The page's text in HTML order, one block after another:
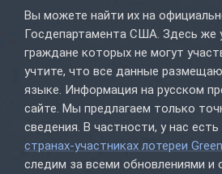
Вы можете найти их на
Госдепартамента США. Здесь же
граждане которых не могут
учтите, что все данные
языке. Информация на русском
сайте. Мы предлагаем только
сведения. В частности, у нас
странах-участниках лотереи
следим за всеми обновлениями и